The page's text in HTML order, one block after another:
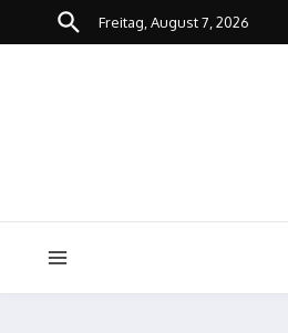
Zum Inhalt springen
Freitag, August 7, 2026